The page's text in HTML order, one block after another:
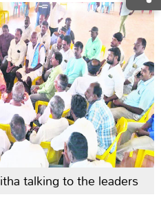
talking to the leaders